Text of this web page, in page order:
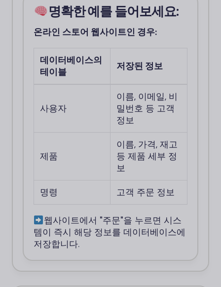
명확한 예를 들어보세요:
온라인 스토어 웹사이트인 경우:
데이터베이스의
테이블
저장된 정보
사용자
이름, 이메일, 비
밀번호 등 고객
정보
제품
이름, 가격, 재고
등 제품 세부 정
보
명령 고객 주문 정보
웹사이트에서 "주문"을 누르면 시스
템이 즉시 해당 정보를 데이터베이스에
저장합니다.